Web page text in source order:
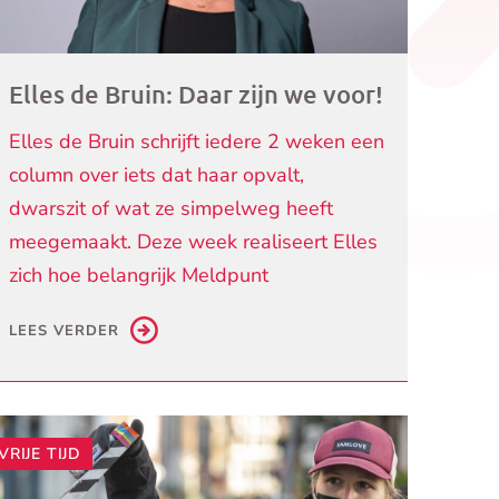
Elles de Bruin: Daar zijn we voor!
Elles de Bruin schrijft iedere 2 weken een
column over iets dat haar opvalt,
dwarszit of wat ze simpelweg heeft
meegemaakt. Deze week realiseert Elles
zich hoe belangrijk Meldpunt
LEES VERDER
TIJD